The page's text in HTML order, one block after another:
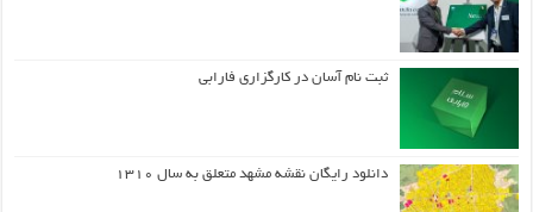
ثبت نام آسان در کارگزاری فارابی
دانلود رایگان نقشه مشهد متعلق به سال ۱۳۱۰